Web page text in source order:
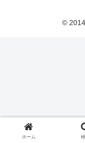
©
ホーム